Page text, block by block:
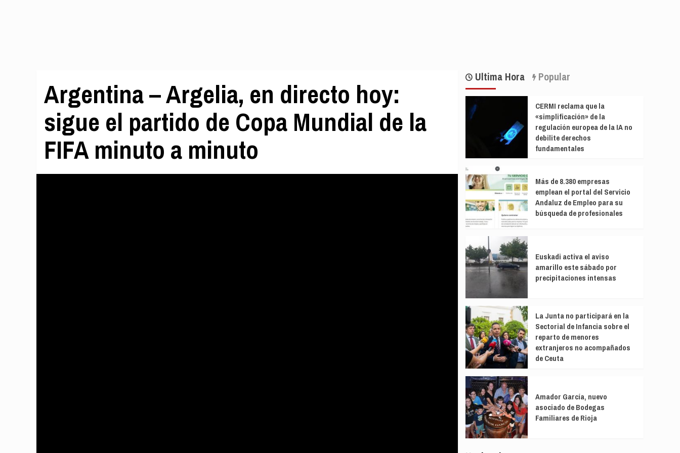
Argentina – Argelia, en directo hoy:
sigue el partido de Copa Mundial de la
FIFA minuto a minuto
Ultima Hora Popular
CERMI reclama que la
«simplificación» de la
regulación europea de la IA no
debilite derechos
fundamentales
Más de 8.380 empresas
emplean el portal del Servicio
Andaluz de Empleo para su
búsqueda de profesionales
Euskadi activa el aviso
amarillo este sábado por
precipitaciones intensas
La Junta no participará en la
Sectorial de Infancia sobre el
reparto de menores
extranjeros no acompañados
de Ceuta
Amador García, nuevo
asociado de Bodegas
Familiares de Rioja